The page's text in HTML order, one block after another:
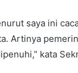
saya ini
Artinya
kata